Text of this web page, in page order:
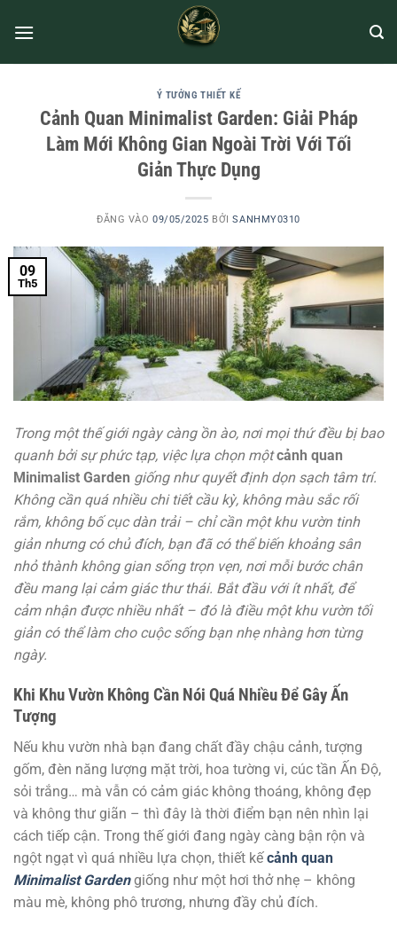
Ý TƯỞNG THIẾT KẾ
Cảnh Quan Minimalist Garden: Giải Pháp
Làm Mới Không Gian Ngoài Trời Với Tối
Giản Thực Dụng
ĐĂNG VÀO 09/05/2025 BỞISANHMY0310
09
Th5
Trong một thế giới ngày càng ồn ào, nơi mọi thứ đều bị bao
quanh bởi sự phức tạp, việc lựa chọn mộtcảnh quan
Minimalist Garden giống như quyết định dọn sạch tâm trí.
Không cần quá nhiều chi tiết cầu kỳ, không màu sắc rối
rắm, không bố cục dàn trải – chỉ cần một khu vườn tinh
giản nhưng có chủ đích, bạn đã có thể biến khoảng sân
nhỏ thành không gian sống trọn vẹn, nơi mỗi bước chân
đều mang lại cảm giác thư thái. Bắt đầu với ít nhất, để
cảm nhận được nhiều nhất – đó là điều một khu vườn tối
giản có thể làm cho cuộc sống bạn nhẹ nhàng hơn từng
ngày.
Khi Khu Vườn Không Cần Nói Quá Nhiều Để Gây Ấn
Tượng
Nếu khu vườn nhà bạn đang chất đầy chậu cảnh, tượng
gốm, đèn năng lượng mặt trời, hoa tường vi, cúc tần Ấn Độ,
sỏi trắng… mà vẫn có cảm giác không thoáng, không đẹp
và không thư giãn – thì đây là thời điểm bạn nên nhìn lại
cách tiếp cận. Trong thế giới đang ngày càng bận rộn và
ngột ngạt vì quá nhiều lựa chọn, thiết kếcảnh quan
Minimalist Gardengiống như một hơi thở nhẹ – không
màu mè, không phô trương, nhưng đầy chủ đích.